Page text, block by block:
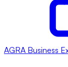
AGRA Business